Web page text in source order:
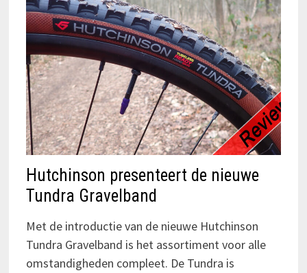
Hutchinson presenteert de nieuwe
Tundra Gravelband
Met de introductie van de nieuwe Hutchinson
Tundra Gravelband is het assortiment voor alle
omstandigheden compleet. De Tundra is